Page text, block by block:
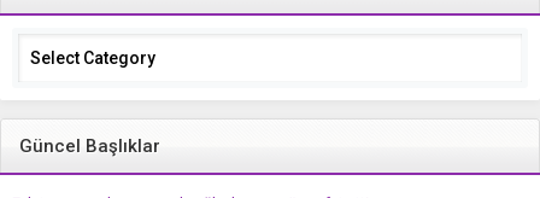
Categories
Güncel Başlıklar